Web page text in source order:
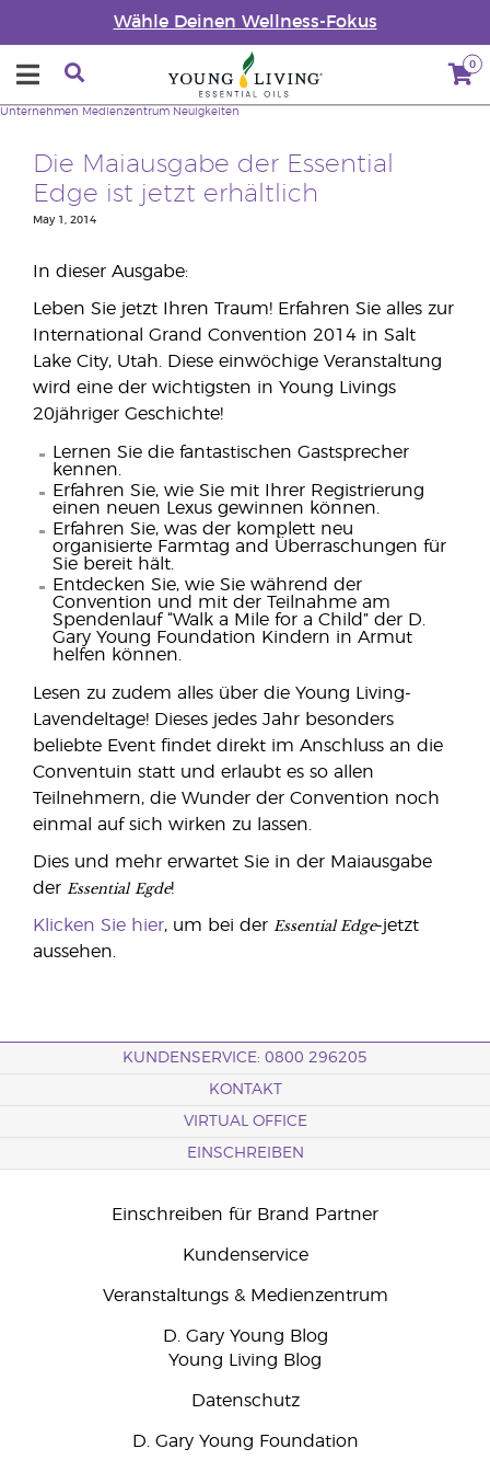
Wähle Deinen Wellness-Fokus
0
Unternehmen Medienzentrum Neuigkeiten
Die Maiausgabe der Essential
Edge ist jetzt erhältlich
May 1, 2014
In dieser Ausgabe:
Leben Sie jetzt Ihren Traum! Erfahren Sie alles zur
International Grand Convention 2014 in Salt
Lake City, Utah. Diese einwöchige Veranstaltung
wird eine der wichtigsten in Young Livings
20jähriger Geschichte!
Lernen Sie die fantastischen Gastsprecher
kennen.
Erfahren Sie, wie Sie mit Ihrer Registrierung
einen neuen Lexus gewinnen können.
Erfahren Sie, was der komplett neu
organisierte Farmtag and Überraschungen für
Sie bereit hält.
Entdecken Sie, wie Sie während der
Convention und mit der Teilnahme am
Spendenlauf “Walk a Mile for a Child” der D.
Gary Young Foundation Kindern in Armut
helfen können.
Lesen zu zudem alles über die Young Living-
Lavendeltage! Dieses jedes Jahr besonders
beliebte Event findet direkt im Anschluss an die
Conventuin statt und erlaubt es so allen
Teilnehmern, die Wunder der Convention noch
einmal auf sich wirken zu lassen.
Dies und mehr erwartet Sie in der Maiausgabe
der Essential Egde!
Klicken Sie hier, um bei der Essential Edge-jetzt
aussehen.
KUNDENSERVICE: 0800 296205
KONTAKT
VIRTUAL OFFICE
EINSCHREIBEN
Einschreiben für Brand Partner
Kundenservice
Veranstaltungs & Medienzentrum
D. Gary Young Blog
Young Living Blog
Datenschutz
D. Gary Young Foundation